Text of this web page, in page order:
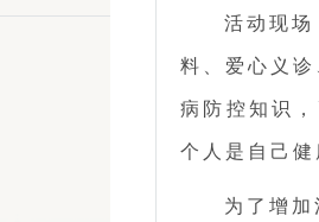
活动现
料、爱心义
病防控知识
个人是自己
为了增